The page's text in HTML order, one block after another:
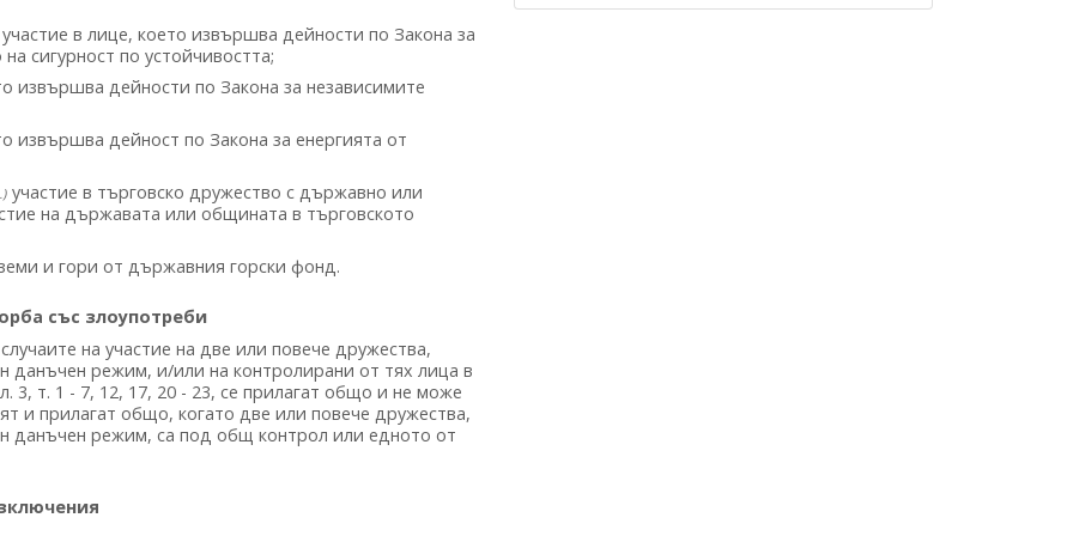
в лице, което извършва дейности по Закона за
сигурност по устойчивостта;
извършва дейности по Закона за независимите
извършва дейност по Закона за енергията от
участие в търговско дружество с държавно или
на държавата или общината в търговското
и гори от държавния горски фонд.
със злоупотреби
на участие на две или повече дружества,
данъчен режим, и/или на контролирани от тях лица в
3, т. 1 - 7, 12, 17, 20 - 23, се прилагат общо и не може
и прилагат общо, когато две или повече дружества,
данъчен режим, са под общ контрол или едното от